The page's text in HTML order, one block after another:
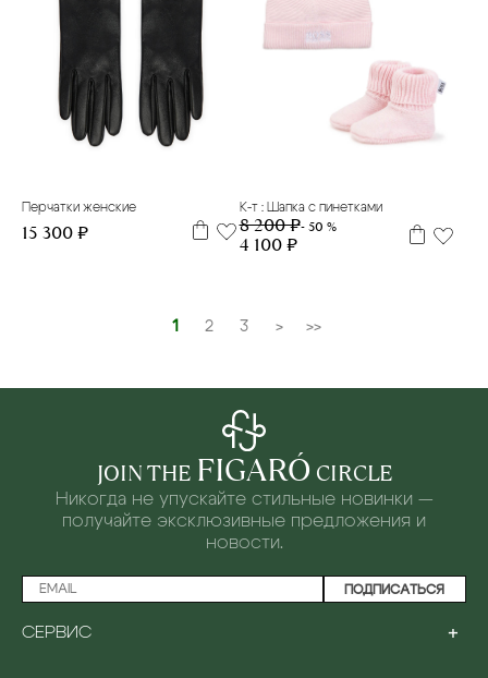
Перчатки женские
15 300 ₽
К-т : Шапка с пинетками
8 200 ₽- 50 %
4 100 ₽
1 2 3 > >>
СЕРВИС +
JOIN THE FIGARÓ CIRCLE
Никогда не упускайте стильные новинки —
получайте эксклюзивные предложения и
новости.
ПОДПИСАТЬСЯ